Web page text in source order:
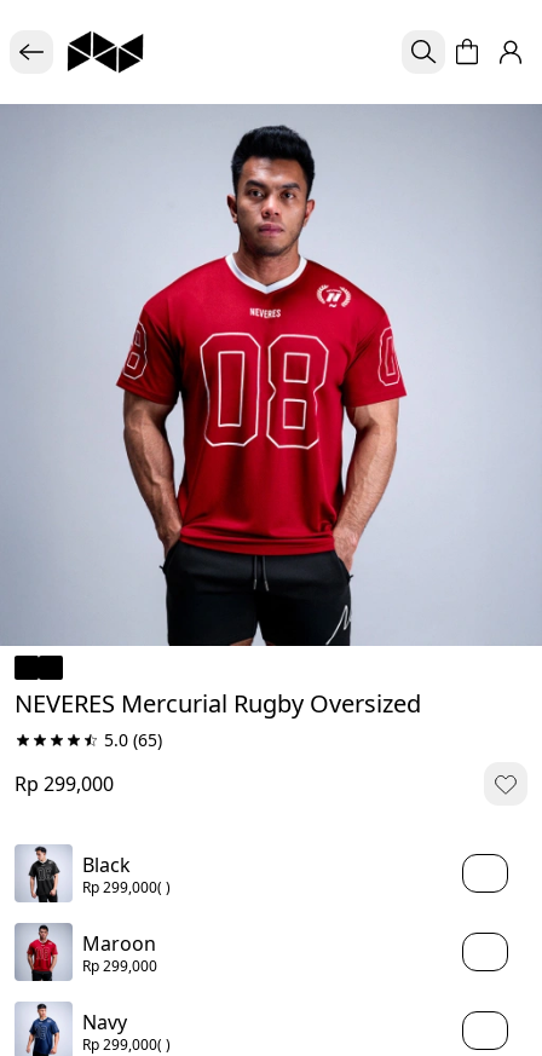
NEVERES Mercurial Rugby Oversized
5.0 (65)
Rp 299,000
Black
Rp 299,000( )
Maroon
Rp 299,000
Navy
Rp 299,000( )